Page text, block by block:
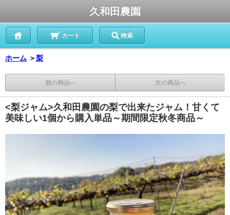
久和田農園
カート 検索
ホーム ＞梨
前の商品へ 次の商品へ
<梨ジャム>久和田農園の梨で出来たジャム！甘くて
美味しい1個から購入単品～期間限定秋冬商品～